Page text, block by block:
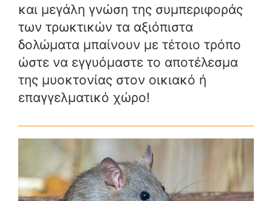
και μεγάλη γνώση της συμπεριφοράς
των τρωκτικών τα αξιόπιστα
δολώματα μπαίνουν με τέτοιο τρόπο
ώστε να εγγυόμαστε το αποτέλεσμα
της μυοκτονίας στον οικιακό ή
επαγγελματικό χώρο!